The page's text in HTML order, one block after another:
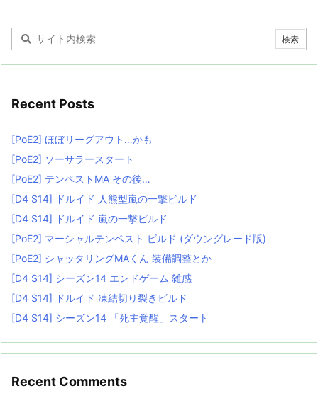
Recent Posts
[PoE2] ほぼリーグアウト…かも
[PoE2] ソーサラースタート
[PoE2] テンペストMA その後…
[D4 S14] ドルイド 人熊型嵐の一撃ビルド
[D4 S14] ドルイド 嵐の一撃ビルド
[PoE2] マーシャルテンペスト ビルド (ダウングレード版)
[PoE2] シャッタリングMAくん 装備調整とか
[D4 S14] シーズン14 エンドゲーム 雑感
[D4 S14] ドルイド 凍結切り裂きビルド
[D4 S14] シーズン14 「死主覚醒」スタート
Recent Comments